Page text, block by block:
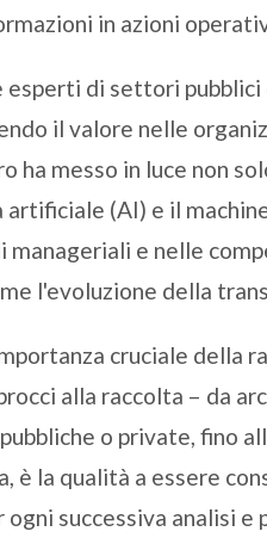
in azioni
esperti di settori
il valore nelle
ha messo in luce non
(AI) e il
manageriali e nelle
l'evoluzione della
cruciale della
alla raccolta – da
o private, fino
è la qualità a essere
ogni successiva analisi